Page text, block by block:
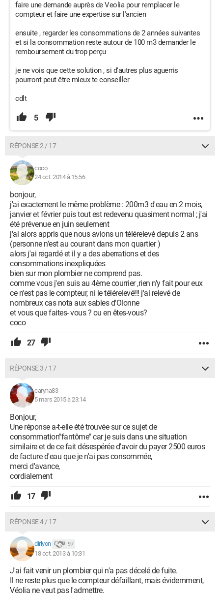
faire une demande auprès de Veolia pour remplacer le
compteur et faire une expertise sur l'ancien
ensuite , regarder les consommations de 2 années suivantes
et si la consommation reste autour de 100 m3 demander le
remboursement du trop perçu
je ne vois que cette solution , si d'autres plus aguerris
pourront peut être mieux te conseiller
cdlt
5
RÉPONSE 2 / 17
coco
24 oct. 2014 à 15:56
bonjour,
j'ai exactement le même problème : 200m3 d'eau en 2 mois,
janvier et février puis tout est redevenu quasiment normal ; j'ai
été prévenue en juin seulement
j'ai alors appris que nous avions un télérelevé depuis 2 ans
(personne n'est au courant dans mon quartier )
alors j'ai regardé et il y a des aberrations et des
consommations inexpliquées
bien sur mon plombier ne comprend pas.
comme vous j'en suis au 4ème courrier ,rien n'y fait pour eux
ce n'est pas le compteur, ni le télérelevé!!! j'ai relevé de
nombreux cas nota aux sables d'Olonne
et vous que faites- vous ? ou en êtes-vous?
coco
27
RÉPONSE 3 / 17
caryna83
5 mars 2015 à 23:14
Bonjour,
Une réponse a-t-elle été trouvée sur ce sujet de
consommation"fantôme" car je suis dans une situation
similaire et de ce fait désespérée d'avoir du payer 2500 euros
de facture d'eau que je n'ai pas consommée,
merci d'avance,
cordialement
17
RÉPONSE 4 / 17
dirlyon 97
18 oct. 2013 à 10:31
J'ai fait venir un plombier qui n'a pas décelé de fuite.
Il ne reste plus que le compteur défaillant, mais évidemment,
Véolia ne veut pas l'admettre.